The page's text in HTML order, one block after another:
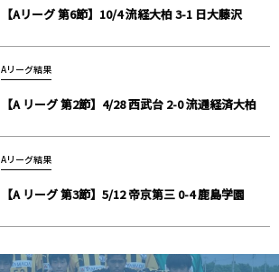
【Aリーグ 第6節】10/4 流経大柏 3-1 日大藤沢
Aリーグ結果
【A リーグ 第2節】4/28 西武台 2-0 流通経済大柏
Aリーグ結果
【A リーグ 第3節】5/12 帝京第三 0-4 鹿島学園